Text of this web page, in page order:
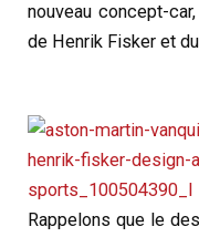
nouveau concept-
de Henrik Fisker et
Rappelons que le